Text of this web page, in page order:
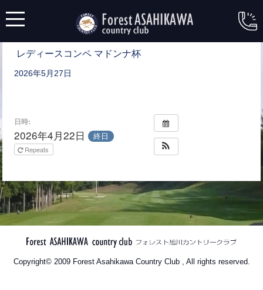
レディースコンペ マドンナ杯
2026年5月27日
日時:
2026年4月22日 終日
Repeats
Copyright© 2009 Forest Asahikawa Country Club , All rights reserved.